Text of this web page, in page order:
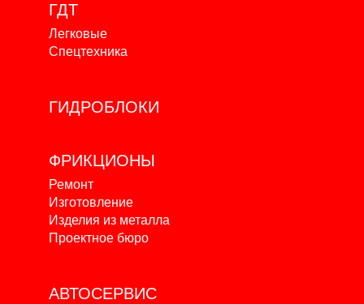
ГДТ
Легковые
Спецтехника
ГИДРОБЛОКИ
ФРИКЦИОНЫ
Ремонт
Изготовление
Изделия из металла
Проектное бюро
АВТОСЕРВИС